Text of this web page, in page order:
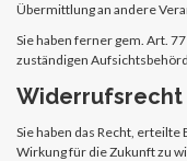
Übermittlung an andere
Sie haben ferner gem. Art.
zuständigen
Widerrufsrecht
Sie haben das Recht, erteilte
Wirkung für die Zukunft zu